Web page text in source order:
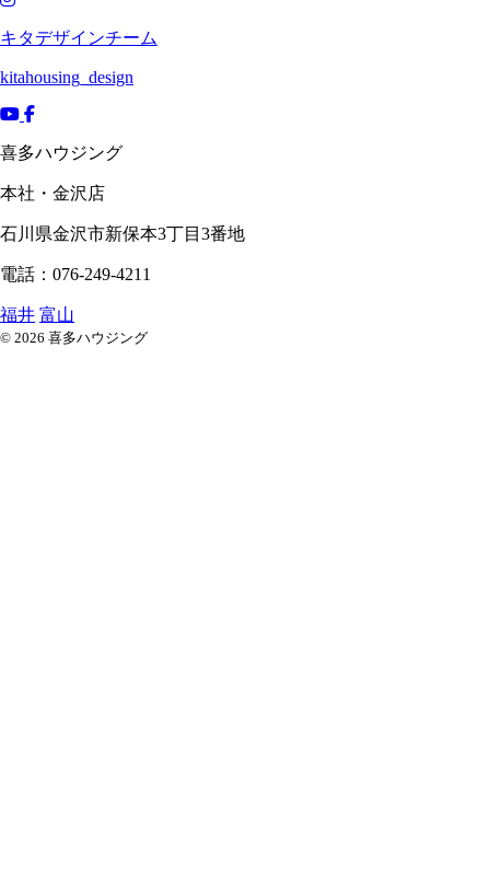
キタデザインチーム
kitahousing_design
喜多ハウジング
本社・金沢店
石川県金沢市新保本3丁目3番地
電話：076-249-4211
福井 富山
© 2026 喜多ハウジング